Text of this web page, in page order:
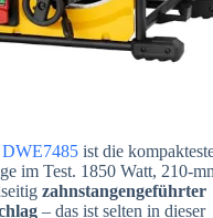
ist die
im Test. 1850 Watt, 210-
zahnstangengeführter
– das ist selten in dieser